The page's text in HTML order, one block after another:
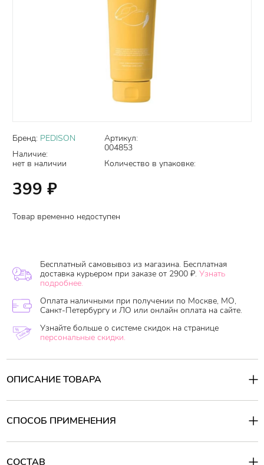
Бренд: PEDISON
Наличие:
нет в наличии
Артикул:
004853
Количество в упаковке:
399 ₽
Товар временно недоступен
Бесплатный самовывоз из магазина. Бесплатная
доставка курьером при заказе от 2900 ₽. Узнать
подробнее.
Оплата наличными при получении по Москве, МО,
Санкт-Петербургу и ЛО или онлайн оплата на сайте.
Узнайте больше о системе скидок на странице
персональные скидки.
ОПИСАНИЕ ТОВАРА
Institute-Beaute Mango Rich Protein Hair Shampoo эффективно
манго, которое питает и увлажняет сухие и обезвоженные
волосы, подверженные частой термической обработке.
утяжеляет.
СПОСОБ ПРИМЕНЕНИЯ
Способ применения:
кончиками пальцев массируйте кожу головы, втирая в нее
СОСТАВ